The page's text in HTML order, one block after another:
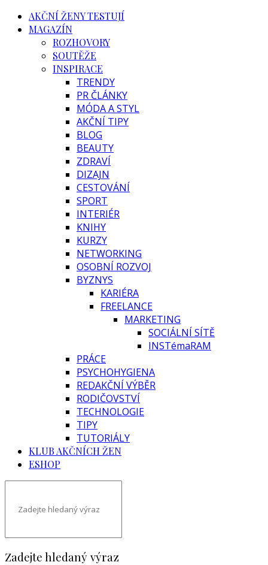
AKČNÍ ŽENY TESTUJÍ
MAGAZÍN
ROZHOVORY
SOUTĚŽE
INSPIRACE
TRENDY
PR ČLÁNKY
MÓDA A STYL
AKČNÍ TIPY
BLOG
BEAUTY
ZDRAVÍ
DIZAJN
CESTOVÁNÍ
SPORT
INTERIÉR
KNIHY
KURZY
NETWORKING
OSOBNÍ ROZVOJ
BYZNYS
KARIÉRA
FREELANCE
MARKETING
SOCIÁLNÍ SÍTĚ
INSTémaRAM
PRÁCE
PSYCHOHYGIENA
REDAKČNÍ VÝBĚR
RODIČOVSTVÍ
TECHNOLOGIE
TIPY
TUTORIÁLY
KLUB AKČNÍCH ŽEN
ESHOP
Zadejte hledaný výraz